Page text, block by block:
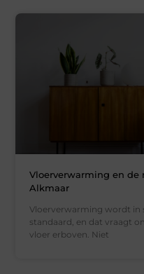
Vloerverwarming en de
Alkmaar
Vloerverwarming wordt in
standaard, en dat vraagt
vloer erboven. Niet